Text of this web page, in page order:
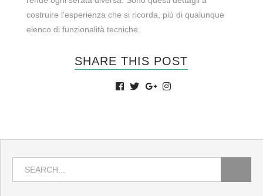
costruire l’esperienza che si ricorda, più di qualunque
elenco di funzionalità tecniche.
SHARE THIS POST